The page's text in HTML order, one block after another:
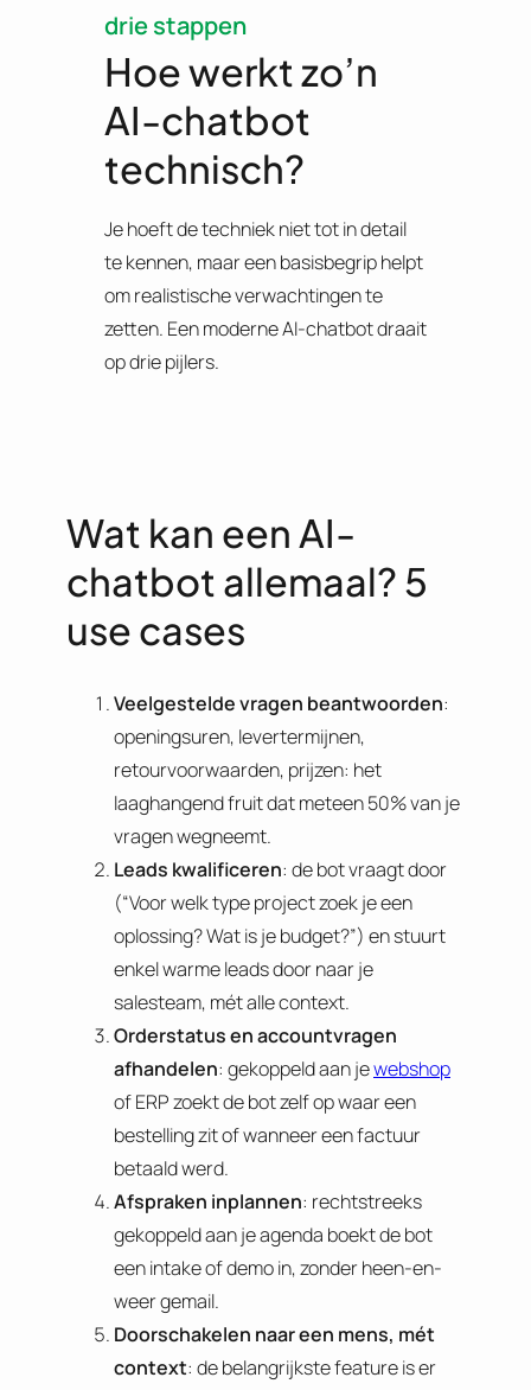
drie stappen
Hoe werkt zo’n
AI-chatbot
technisch?
Je hoeft de techniek niet tot in detail
te kennen, maar een basisbegrip helpt
om realistische verwachtingen te
zetten. Een moderne AI-chatbot draait
op drie pijlers.
Wat kan een AI-
chatbot allemaal? 5
use cases
Veelgestelde vragen beantwoorden:
openingsuren, levertermijnen,
retourvoorwaarden, prijzen: het
laaghangend fruit dat meteen 50% van je
vragen wegneemt.
Leads kwalificeren: de bot vraagt door
(“Voor welk type project zoek je een
oplossing? Wat is je budget?”) en stuurt
enkel warme leads door naar je
salesteam, mét alle context.
Orderstatus en accountvragen
afhandelen: gekoppeld aan jewebshop
of ERP zoekt de bot zelf op waar een
bestelling zit of wanneer een factuur
betaald werd.
Afspraken inplannen: rechtstreeks
gekoppeld aan je agenda boekt de bot
een intake of demo in, zonder heen-en-
weer gemail.
Doorschakelen naar een mens, mét
context: de belangrijkste feature is er